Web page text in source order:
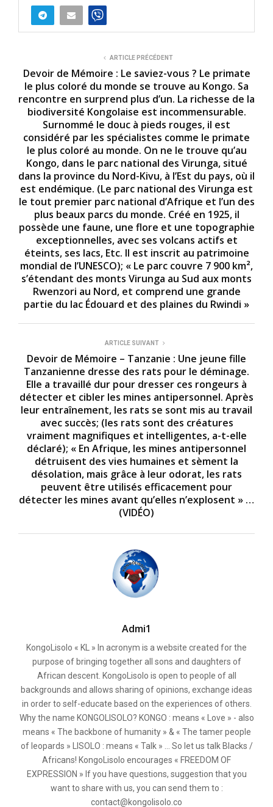
ARTICLE PRÉCÉDENT
Devoir de Mémoire : Le saviez-vous ? Le primate
le plus coloré du monde se trouve au Kongo. Sa
rencontre en surprend plus d’un. La richesse de la
biodiversité Kongolaise est incommensurable.
Surnommé le douc à pieds rouges, il est
considéré par les spécialistes comme le primate
le plus coloré au monde. On ne le trouve qu’au
Kongo, dans le parc national des Virunga, situé
dans la province du Nord-Kivu, à l’Est du pays, où il
est endémique. (Le parc national des Virunga est
le tout premier parc national d’Afrique et l’un des
plus beaux parcs du monde. Créé en 1925, il
possède une faune, une flore et une topographie
exceptionnelles, avec ses volcans actifs et
éteints, ses lacs, Etc. Il est inscrit au patrimoine
mondial de l’UNESCO); « Le parc couvre 7 900 km²,
s’étendant des monts Virunga au Sud aux monts
Rwenzori au Nord, et comprend une grande
partie du lac Édouard et des plaines du Rwindi »
ARTICLE SUIVANT
Devoir de Mémoire – Tanzanie : Une jeune fille
Tanzanienne dresse des rats pour le déminage.
Elle a travaillé dur pour dresser ces rongeurs à
détecter et cibler les mines antipersonnel. Après
leur entraînement, les rats se sont mis au travail
avec succès; (les rats sont des créatures
vraiment magnifiques et intelligentes, a-t-elle
déclaré); « En Afrique, les mines antipersonnel
détruisent des vies humaines et sèment la
désolation, mais grâce à leur odorat, les rats
peuvent être utilisés efficacement pour
détecter les mines avant qu’elles n’explosent » …
(VIDÉO)
Admi1
KongoLisolo « KL » In acronym is a website created for the
purpose of bringing together all sons and daughters of
African descent. KongoLisolo is open to people of all
backgrounds and allows sharing of opinions, exchange ideas
in order to self-educate based on the experiences of others.
Why the name KONGOLISOLO? KONGO : means « Love » - also
means « The backbone of humanity » & « The tamer people
of leopards » LISOLO : means « Talk » ... So let us talk Blacks /
Africans! KongoLisolo encourages « FREEDOM OF
EXPRESSION » If you have questions, suggestion that you
want to share with us, you can send them to :
contact@kongolisolo.co